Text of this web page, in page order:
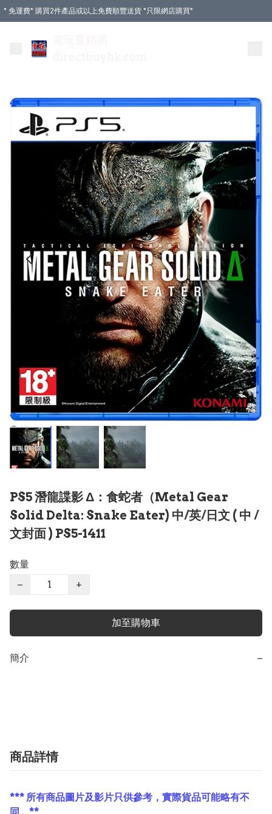
* 免運費* 購買2件產品或以上免費順豐送貨 *只限網店購買*
PS5 潛龍諜影 Δ：食蛇者（Metal Gear
Solid Delta: Snake Eater) 中/英/日文 ( 中 /
文封面 ) PS5-1411
數量
−
+
加至購物車
簡介 −
商品詳情
*** 所有商品圖片及影片只供參考，實際貨品可能略有不
同。**